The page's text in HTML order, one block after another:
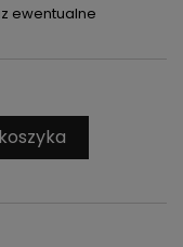
ewentualne